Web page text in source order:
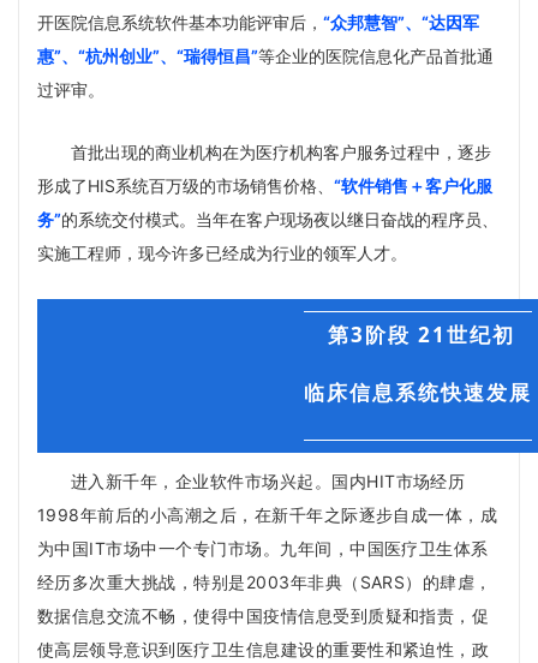
开医院信息系统软件基本功能评审后， “众邦慧智”、 “达因军
惠”、“杭州创业”、“瑞得恒昌”等企业的医院信息化产品首批通
过评审。
首批出现的商业机构在为医疗机构客户服务过程中，逐步
形成了HIS系统百万级的市场销售价格、 “软件销售＋客户化服
务”的系统交付模式。当年在客户现场夜以继日奋战的程序员、
实施工程师，现今许多已经成为行业的领军人才。
第3阶段 21世纪初
临床信息系统快速发展
进入新千年，企业软件市场兴起。 国内HIT市场经历
1998年前后的小高潮之后，在新千年之际逐步自成一体，成
为中国IT市场中一个专门市场。 九年间，中国医疗卫生体系
经历多次重大挑战，特别是2003年非典（SARS）的肆虐，
数据信息交流不畅，使得中国疫情信息受到质疑和指责，促
使高层领导意识到医疗卫生信息建设的重要性和紧迫性，政